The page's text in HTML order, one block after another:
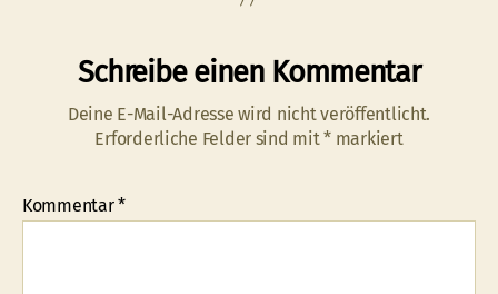
Schreibe einen Kommentar
Deine E-Mail-Adresse wird nicht veröffentlicht.
Erforderliche Felder sind mit* markiert
Kommentar*